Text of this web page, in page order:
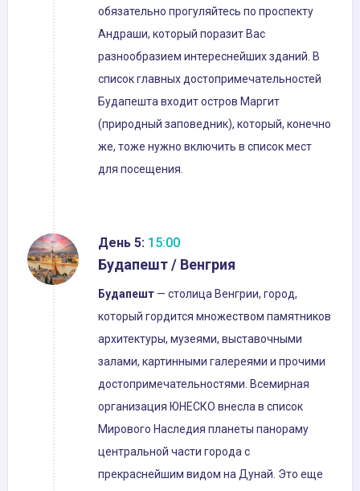
обязательно прогуляйтесь по проспекту
Андраши, который поразит Вас
разнообразием интереснейших зданий. В
список главных достопримечательностей
Будапешта входит остров Маргит
(природный заповедник), который, конечно
же, тоже нужно включить в список мест
для посещения.
День 5: 15:00
Будапешт / Венгрия
Будапешт — столица Венгрии, город,
который гордится множеством памятников
архитектуры, музеями, выставочными
залами, картинными галереями и прочими
достопримечательностями. Всемирная
организация ЮНЕСКО внесла в список
Мирового Наследия планеты панораму
центральной части города с
прекраснейшим видом на Дунай. Это еще